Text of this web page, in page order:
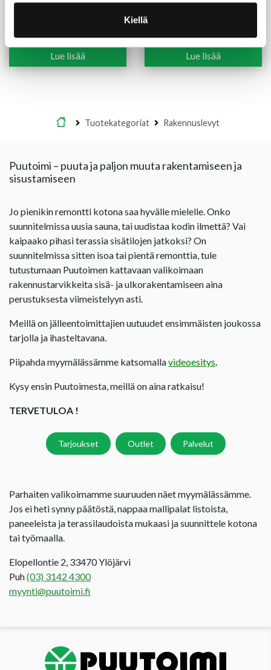
Kiellä
18,90
Lue lisää
mm
Lue lisää
Etusivu
Tuotekategoriat Rakennuslevyt
Puutoimi – puuta ja paljon muuta rakentamiseen ja
sisustamiseen
Jo pienikin remontti kotona saa hyvälle mielelle. Onko
suunnitelmissa uusia sauna, tai uudistaa kodin ilmettä? Vai
kaipaako pihasi terassia sisätilojen jatkoksi? On
suunnitelmissa sitten isoa tai pientä remonttia, tule
tutustumaan Puutoimen kattavaan valikoimaan
rakennustarvikkeita sisä- ja ulkorakentamiseen aina
perustuksesta viimeistelyyn asti.
Meillä on jälleentoimittajien uutuudet ensimmäisten joukossa
tarjolla ja ihasteltavana.
Piipahda myymälässämme katsomallavideoesitys.
Kysy ensin Puutoimesta, meillä on aina ratkaisu!
TERVETULOA !
Tarjoukset Outlet Palvelut
Parhaiten valikoimamme suuruuden näet myymälässämme.
Jos ei heti synny päätöstä, nappaa mallipalat listoista,
paneeleista ja terassilaudoista mukaasi ja suunnittele kotona
tai työmaalla.
Elopellontie 2, 33470 Ylöjärvi
Puh(03) 3142 4300
myynti@puutoimi.fi